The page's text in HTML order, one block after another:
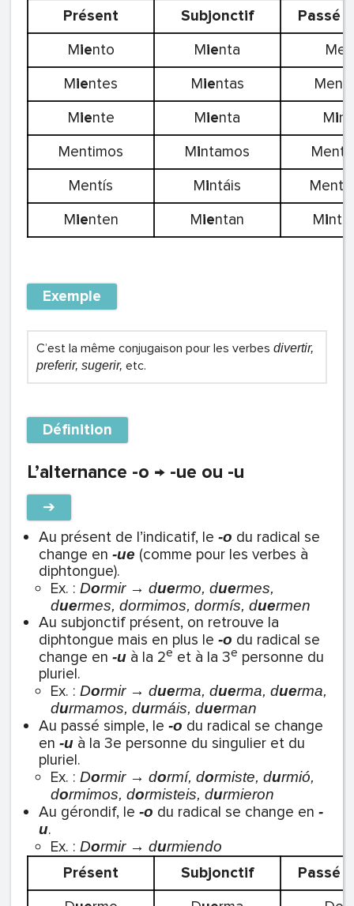
Présent Subjonctif
Passé
Miento Mienta
Mientes Mientas
Miente Mienta Mi
Mentimos
Mintamos
Mentís
Mintáis
Mienten Mientan Mi
Exemple
C’est la même conjugaison pour les verbes divertir,
preferir, sugerir, etc.
Définition
L’alternance -o → -ue ou -u
➔
Au présent de l’indicatif, le -o du radical se
change en -ue (comme pour les verbes à
diphtongue).
Ex. : Dormir → duermo, duermes,
duermes, dormimos, dormís, duermen
Au subjonctif présent, on retrouve la
diphtongue mais en plus le -o du radical se
change en -u à la 2e et à la 3e personne du
pluriel.
Ex. : Dormir → duerma, duerma, duerma,
durmamos, durmáis, duerman
Au passé simple, le -o du radical se change
en -u à la 3e personne du singulier et du
pluriel.
Ex. : Dormir → dormí, dormiste, durmió,
dormimos, dormisteis, durmieron
Au gérondif, le -o du radical se change en -
u.
Ex. : Dormir → durmiendo
Présent Subjonctif
Passé